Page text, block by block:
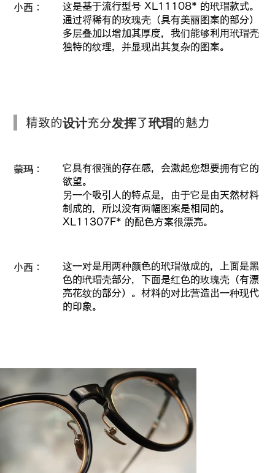
小西：
这是基于流行型号 XL11108* 的玳瑁款式。
通过将稀有的玫瑰壳（具有美丽图案的部分）
多层叠加以增加其厚度，我们能够利用玳瑁壳
独特的纹理，并显现出其复杂的图案。
精致的设计充分发挥了玳瑁的魅力
蒙玛：
它具有很强的存在感，会激起您想要拥有它的
欲望。
另一个吸引人的特点是，由于它是由天然材料
制成的，所以没有两幅图案是相同的。
XL11307F* 的配色方案很漂亮。
小西：
这一对是用两种颜色的玳瑁做成的，上面是黑
色的玳瑁壳部分，下面是红色的玫瑰壳（有漂
亮花纹的部分）。材料的对比营造出一种现代
的印象。